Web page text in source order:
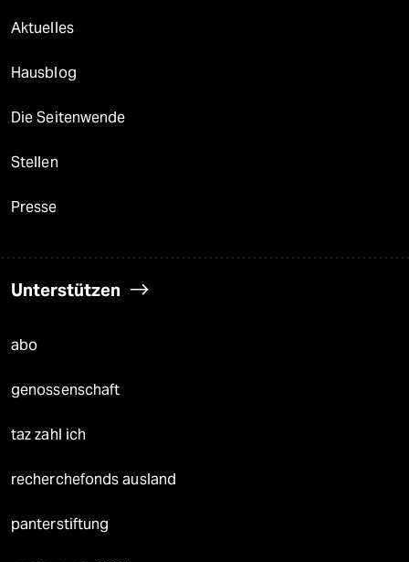
Aktuelles
Hausblog
Die Seitenwende
Stellen
Presse
Unterstützen
abo
genossenschaft
taz zahl ich
recherchefonds ausland
panterstiftung